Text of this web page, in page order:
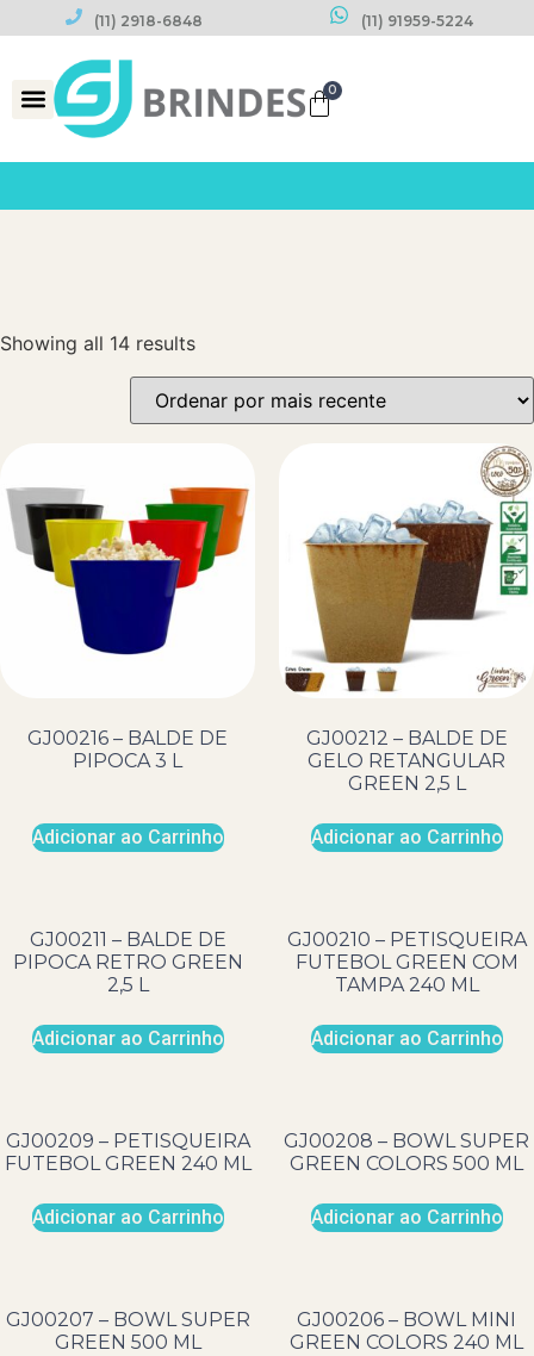
(11) 2918-6848 (11) 91959-5224
0
Showing all 14 results
GJ00216 – BALDE DE
PIPOCA 3 L
Adicionar ao Carrinho
GJ00212 – BALDE DE
GELO RETANGULAR
GREEN 2,5 L
Adicionar ao Carrinho
GJ00211 – BALDE DE
PIPOCA RETRO GREEN
2,5 L
Adicionar ao Carrinho
GJ00210 – PETISQUEIRA
FUTEBOL GREEN COM
TAMPA 240 ML
Adicionar ao Carrinho
GJ00209 – PETISQUEIRA
FUTEBOL GREEN 240 ML
Adicionar ao Carrinho
GJ00208 – BOWL SUPER
GREEN COLORS 500 ML
Adicionar ao Carrinho
GJ00207 – BOWL SUPER
GREEN 500 ML
GJ00206 – BOWL MINI
GREEN COLORS 240 ML